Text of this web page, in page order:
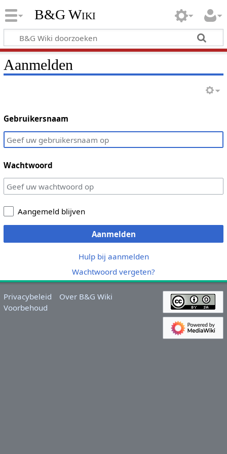
B&G Wiki
Aanmelden
Gebruikersnaam
Wachtwoord
Aangemeld blijven
Aanmelden
Hulp bij aanmelden
Wachtwoord vergeten?
Privacybeleid
Over B&G Wiki
Voorbehoud